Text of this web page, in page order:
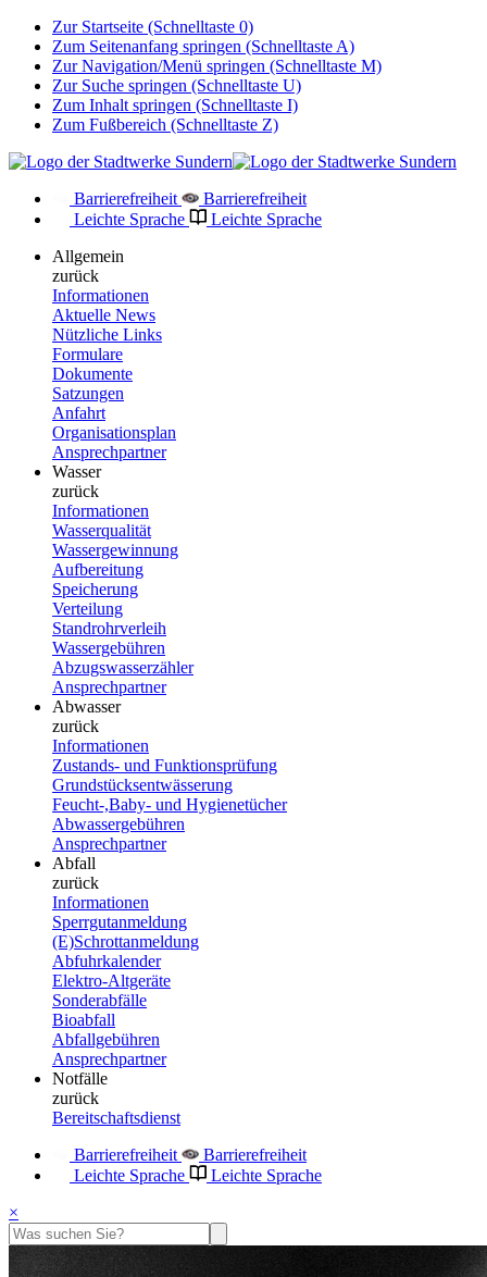
Zur Startseite (Schnelltaste 0)
Zum Seitenanfang springen (Schnelltaste A)
Zur Navigation/Menü springen (Schnelltaste M)
Zur Suche springen (Schnelltaste U)
Zum Inhalt springen (Schnelltaste I)
Zum Fußbereich (Schnelltaste Z)
Barrierefreiheit
Barrierefreiheit
Leichte Sprache
Leichte Sprache
Allgemein
zurück
Informationen
Aktuelle News
Nützliche Links
Formulare
Dokumente
Satzungen
Anfahrt
Organisationsplan
Ansprechpartner
Wasser
zurück
Informationen
Wasserqualität
Wassergewinnung
Aufbereitung
Speicherung
Verteilung
Standrohrverleih
Wassergebühren
Abzugswasserzähler
Ansprechpartner
Abwasser
zurück
Informationen
Zustands- und Funktionsprüfung
Grundstücksentwässerung
Feucht-,Baby- und Hygienetücher
Abwassergebühren
Ansprechpartner
Abfall
zurück
Informationen
Sperrgutanmeldung
(E)Schrottanmeldung
Abfuhrkalender
Elektro-Altgeräte
Sonderabfälle
Bioabfall
Abfallgebühren
Ansprechpartner
Notfälle
zurück
Bereitschaftsdienst
Barrierefreiheit
Barrierefreiheit
Leichte Sprache
Leichte Sprache
×